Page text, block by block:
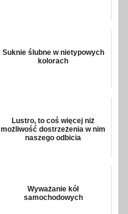
Suknie ślubne w nietypowych
kolorach
Lustro, to coś więcej niż
możliwość dostrzeżenia w nim
naszego odbicia
Wyważanie kół
samochodowych